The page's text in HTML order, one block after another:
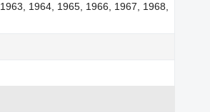
1964, 1965, 1966, 1967, 1968,